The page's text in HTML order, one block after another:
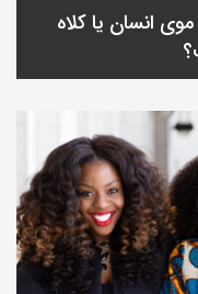
انسان یا کلاه